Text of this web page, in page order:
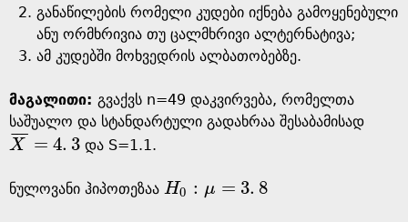
განაწილების რომელი კუდები იქნება გამოყენებული
ანუ ორმხრივია თუ ცალმხრივი ალტერნატივა;
ამ კუდებში მოხვედრის ალბათობებზე.
მაგალითი: გვაქვს n=49 დაკვირვება, რომელთა
საშუალო და სტანდარტული გადახრაა შესაბამისად
X
¯¯
¯ = 4. 3
X¯ =4 3 და S=1.1.
ნულოვანი ჰიპოთეზაა H0 : μ = 3. 8
H0: μ =3 .8